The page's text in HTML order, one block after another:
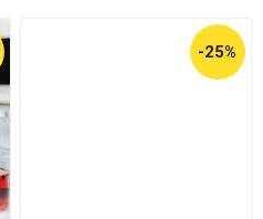
-25%